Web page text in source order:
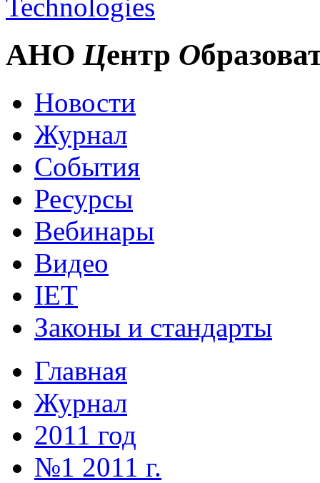
АНО Центр О
Новости
Журнал
События
Ресурсы
Вебинары
Видео
IET
Законы и стандарты
Главная
Журнал
2011 год
№1 2011 г.